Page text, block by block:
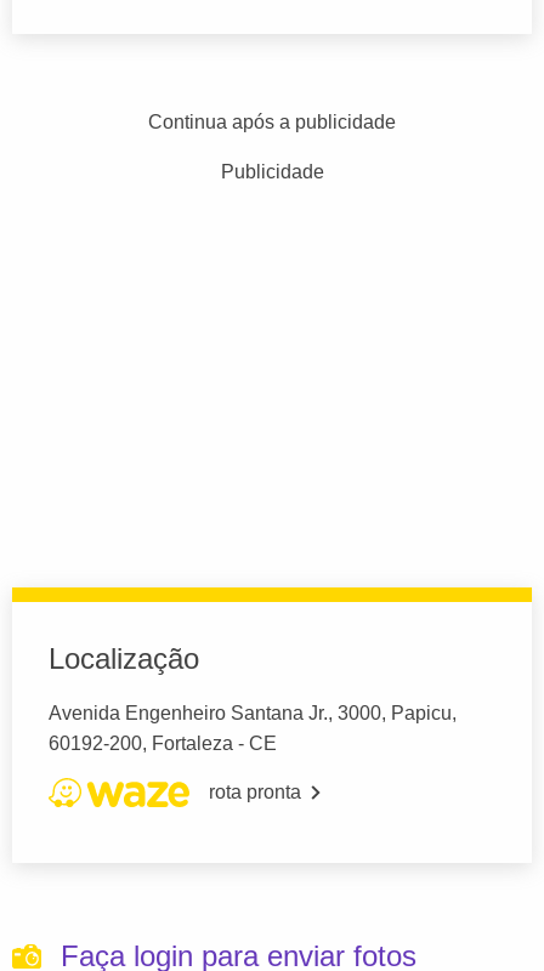
Continua após a publicidade
Publicidade
Localização
Avenida Engenheiro Santana Jr., 3000, Papicu,
60192-200, Fortaleza - CE
rota pronta
Faça login para enviar fotos